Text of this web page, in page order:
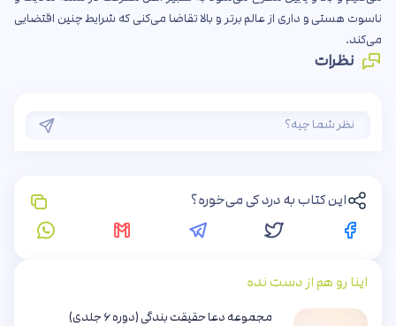
ناسوت هستی و داری از عالم برتر و بالا تقاضا می‌کنی که شرایط چنین اقتضایی
می‌کند.
نظرات
این کتاب به درد کی می‌خوره؟
اینا رو هم از دست نده
مجموعه دعا حقیقت بندگی (دوره ۶ جلدی)